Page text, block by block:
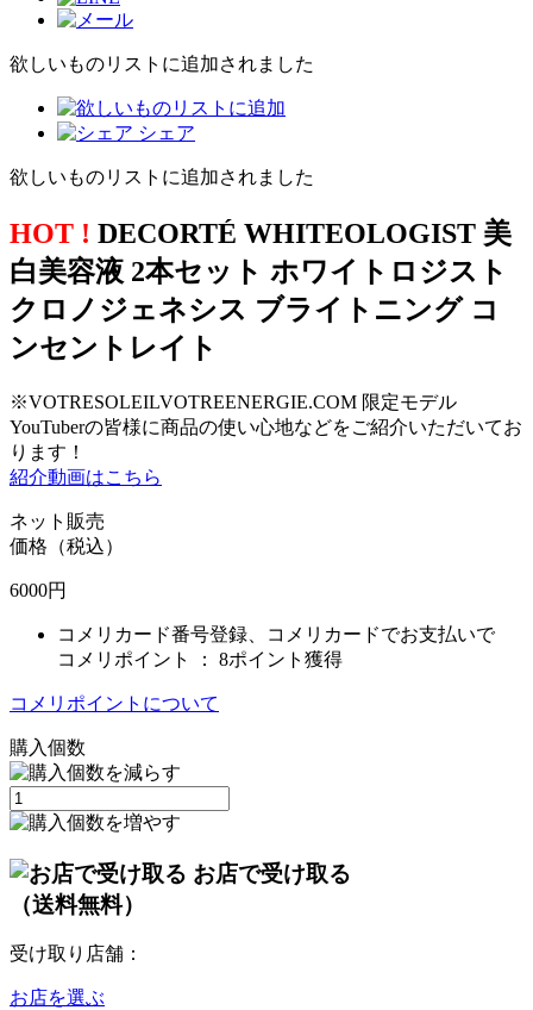
欲しいものリストに追加されました
シェア
欲しいものリストに追加されました
HOT ! DECORTÉ WHITEOLOGIST 美
白美容液 2本セット ホワイトロジスト
クロノジェネシス ブライトニング コ
ンセントレイト
※VOTRESOLEILVOTREENERGIE.COM 限定モデル
YouTuberの皆様に商品の使い心地などをご紹介いただいてお
ります！
紹介動画はこちら
ネット販売
価格（税込）
6000円
コメリカード番号登録、コメリカードでお支払いで
コメリポイント ： 8ポイント獲得
コメリポイントについて
購入個数
お店で受け取る
（送料無料）
受け取り店舗：
お店を選ぶ